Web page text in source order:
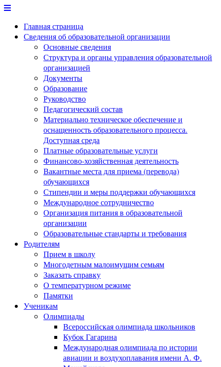
Перейти
содержимому
Главная страница
Сведения об образовательной организации
Основные сведения
Структура и органы управления образовательной
организацией
Документы
Образование
Руководство
Педагогический состав
Материально техническое обеспечение и
оснащенность образовательного процесса.
Доступная среда
Платные образовательные услуги
Финансово-хозяйственная деятельность
Вакантные места для приема (перевода)
обучающихся
Стипендии и меры поддержки обучающихся
Международное сотрудничество
Организация питания в образовательной
организации
Образовательные стандарты и требования
Родителям
Прием в школу
Многодетным малоимущим семьям
Заказать справку
О температурном режиме
Памятки
Ученикам
Олимпиады
Всероссийская олимпиада школьников
Кубок Гагарина
Международная олимпиада по истории
авиации и воздухоплавания имени А. Ф.